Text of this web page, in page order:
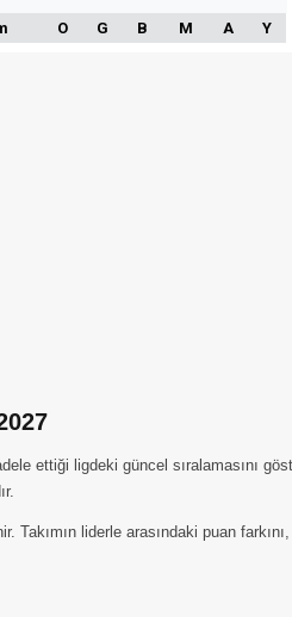
O G B M A Y
ettiği ligdeki güncel sıralamasını
Takımın liderle arasındaki puan